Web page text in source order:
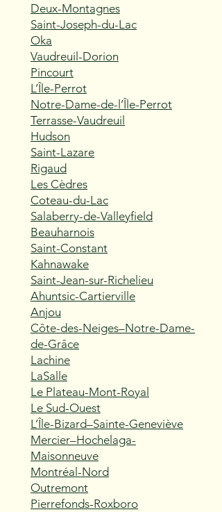
Deux-Montagnes
Saint-Joseph-du-Lac
Oka
Vaudreuil-Dorion
Pincourt
L’Île-Perrot
Notre-Dame-de-l’Île-Perrot
Terrasse-Vaudreuil
Hudson
Saint-Lazare
Rigaud
Les Cèdres
Coteau-du-Lac
Salaberry-de-Valleyfield
Beauharnois
Saint-Constant
Kahnawake
Saint-Jean-sur-Richelieu
Ahuntsic-Cartierville
Anjou
Côte-des-Neiges–Notre-Dame-
de-Grâce
Lachine
LaSalle
Le Plateau-Mont-Royal
Le Sud-Ouest
L’Île-Bizard–Sainte-Geneviève
Mercier–Hochelaga-
Maisonneuve
Montréal-Nord
Outremont
Pierrefonds-Roxboro